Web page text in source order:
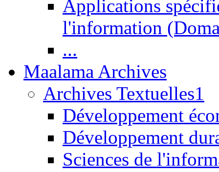
Applications
l'information
...
Maalama Archives
Archives Textuelles1
Développement
Développement
Sciences de